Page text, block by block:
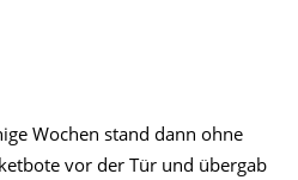
Wochen stand dann ohne
vor der Tür und übergab